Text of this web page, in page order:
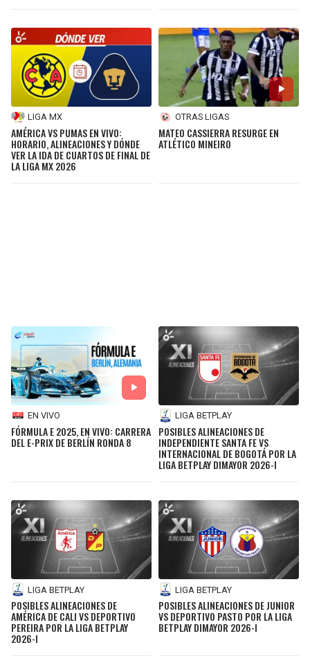
LIGA MX
AMÉRICA VS PUMAS EN VIVO:
HORARIO, ALINEACIONES Y DÓNDE
VER LA IDA DE CUARTOS DE FINAL DE
LA LIGA MX 2026
OTRAS LIGAS
MATEO CASSIERRA RESURGE EN
ATLÉTICO MINEIRO
EN VIVO
FÓRMULA E 2025, EN VIVO: CARRERA
DEL E-PRIX DE BERLÍN RONDA 8
LIGA BETPLAY
POSIBLES ALINEACIONES DE
INDEPENDIENTE SANTA FE VS
INTERNACIONAL DE BOGOTÁ POR LA
LIGA BETPLAY DIMAYOR 2026-I
LIGA BETPLAY
POSIBLES ALINEACIONES DE
AMÉRICA DE CALI VS DEPORTIVO
PEREIRA POR LA LIGA BETPLAY
2026-I
LIGA BETPLAY
POSIBLES ALINEACIONES DE JUNIOR
VS DEPORTIVO PASTO POR LA LIGA
BETPLAY DIMAYOR 2026-I